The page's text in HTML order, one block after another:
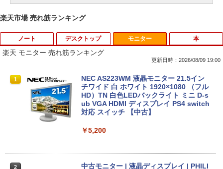
楽天市場 売れ筋ランキング
ノート
1
【ノートPC用】【あんしん3ヶ月に延長
保証】通常付属している30日の保証期間
が3ヶ月に延長されます。【単品購入・併
用不可※レビューキャンペーンは除く /
ノートパソコン専用】
￥1,000
2
【期間限定★新品無線マウス付】中古ノ
デスクトップ
1
中古パソコン | NEC | Mate MKM28L-3 |
Windows11 | デスクトップ | 一年保証 |
第8世代 | Core i5 8400 2.8(〜最大4.0)G
Hz | MEM:8GB | SSD:256GB | DVDマル
チ | 無線LAN:なし | Win11Pro64bit
￥12,000
2
HP ProDesk 400 G6 DM 【Core i5 1050
モニター
楽天 モニター 売れ筋ランキング
更新日時：2026/08/09 19:00
1
NEC AS223WM 液晶モニター 21.5イン
チワイド 白 ホワイト 1920×1080 （フル
HD）TN 白色LEDバックライト ミニ D-s
ub VGA HDMI ディスプレイ PS4 switch
対応 スイッチ 【中古】
￥5,200
2
中古モニター | 液晶ディスプレイ | PHILI
本